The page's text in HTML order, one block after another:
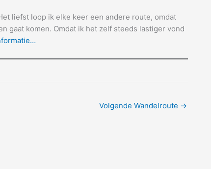
liefst loop ik elke keer een andere route, omdat
gaat komen. Omdat ik het zelf steeds lastiger vond
Volgende Wandelroute →